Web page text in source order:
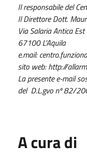
Il responsabile del
Il Direttore Dott.
Via Salaria Antica
67100 L'Aquila
e.mail:
sito web: http://
La presente e-mail
del D.L.gvo nº 82/
A cura di